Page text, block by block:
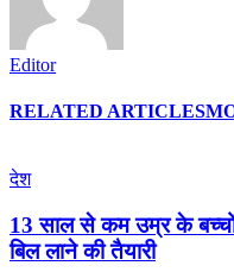
Editor
RELATED ARTICLES
देश
13 साल से कम उम्र के
बिल लाने की तैयारी